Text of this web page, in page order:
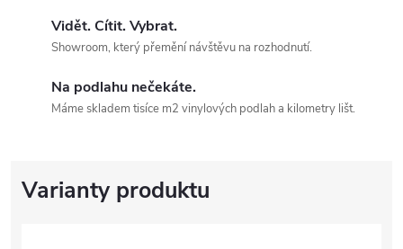
Vidět. Cítit. Vybrat.
Showroom, který přemění návštěvu na rozhodnutí.
Na podlahu nečekáte.
Máme skladem tisíce m2 vinylových podlah a kilometry lišt.